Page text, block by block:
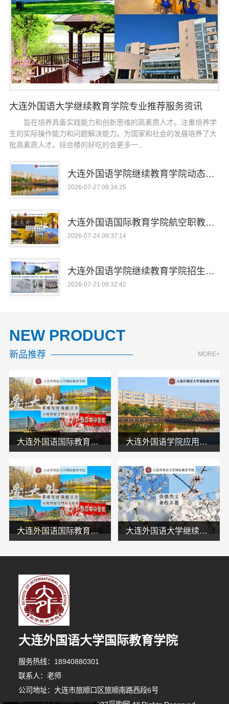
大连外国语大学继续教育学院专业推荐服务资讯
旨在培养具备实践能力和创新思维的高素质人才。注重培养学
生的实际操作能力和问题解决能力。为国家和社会的发展培养了大
批高素质人才。综合楼的好吃的会更多一..
大连外国语学院继续教育学院动态更新招生简章
2026-07-27 09:34:25
大连外国语国际教育学院航空职教资讯推荐专业有哪些
2026-07-24 09:37:14
大连外国语学院继续教育学院招生今日信息
2026-07-21 09:32:42
NEW PRODUCT
新品推荐 MORE+
大连外国语国际教育学院航空职教学校地址欢迎咨询 大连外国语学院应用本科日语专业线上报名
大连外国语国际教育学院日语专业今日讯息 大连外国语大学继续教育学院资讯推荐地址
大连外国语大学国际教育学院
服务热线：18940880301
联系人：老师
公司地址：大连市旅顺口区旅顺南路西段6号
1分钟前 林先生 正在咨询
6分钟前 廖小姐 正在咨询